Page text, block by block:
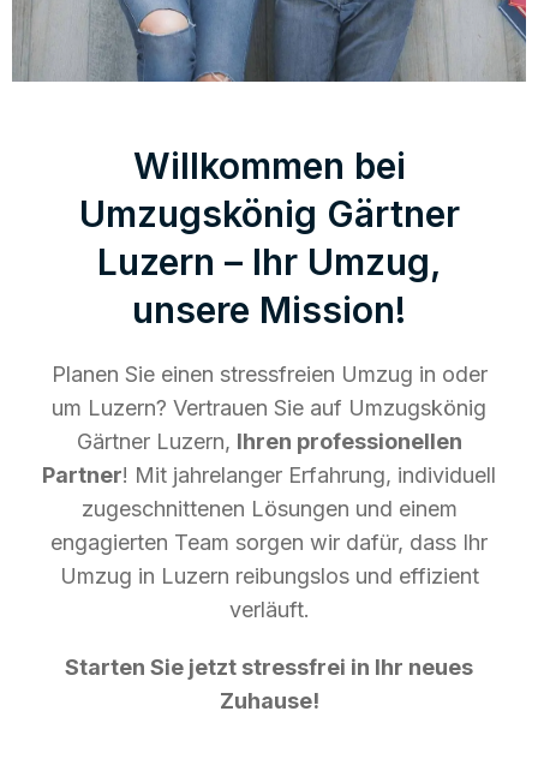
Willkommen bei
Umzugskönig Gärtner
Luzern – Ihr Umzug,
unsere Mission!
Planen Sie einen stressfreien Umzug in oder
um Luzern? Vertrauen Sie auf Umzugskönig
Gärtner Luzern, Ihren professionellen
Partner! Mit jahrelanger Erfahrung, individuell
zugeschnittenen Lösungen und einem
engagierten Team sorgen wir dafür, dass Ihr
Umzug in Luzern reibungslos und effizient
verläuft.
Starten Sie jetzt stressfrei in Ihr neues
Zuhause!